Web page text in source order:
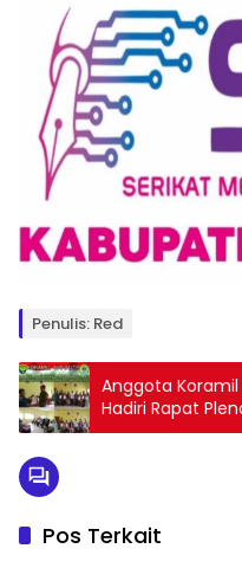
Penulis: Red
Anggota
Hadiri Rapat
Pos Terkait